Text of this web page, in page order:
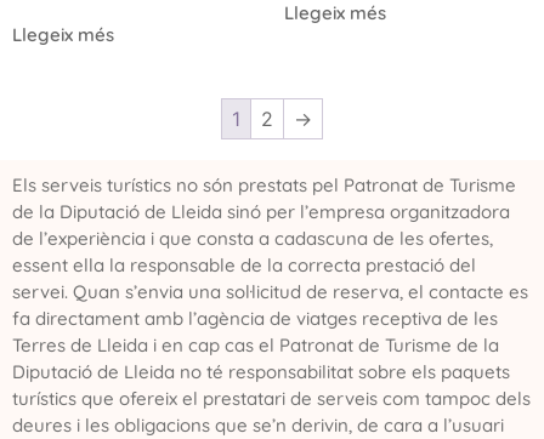
Llegeix més
Llegeix més
1 2 →
Els serveis turístics no són prestats pel Patronat de Turisme
de la Diputació de Lleida sinó per l’empresa organitzadora
de l’experiència i que consta a cadascuna de les ofertes,
essent ella la responsable de la correcta prestació del
servei. Quan s’envia una sol·licitud de reserva, el contacte es
fa directament amb l’agència de viatges receptiva de les
Terres de Lleida i en cap cas el Patronat de Turisme de la
Diputació de Lleida no té responsabilitat sobre els paquets
turístics que ofereix el prestatari de serveis com tampoc dels
deures i les obligacions que se’n derivin, de cara a l’usuari